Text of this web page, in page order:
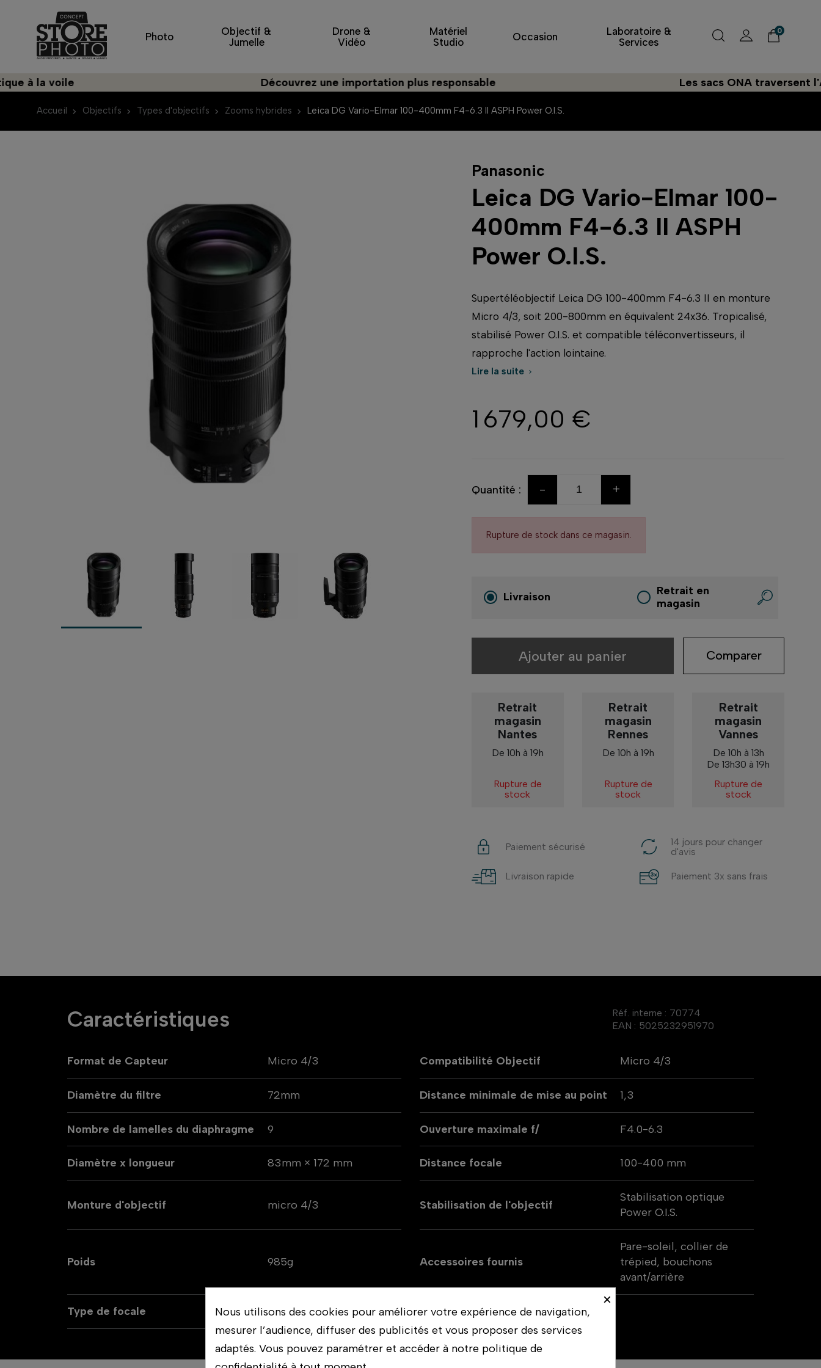
Photo
Objectif &
Jumelle
Drone &
Vidéo
Matériel
Studio
Occasion
Laboratoire &
Services
0
voile Découvrez une importation plus responsable Les sacs ONA traversent
Accueil Objectifs Types d'objectifs Zooms hybrides Leica DG Vario-Elmar 100-400mm F4-6.3 II ASPH Power O.I.S.
Panasonic
Leica DG Vario-Elmar 100-
400mm F4-6.3 II ASPH
Power O.I.S.
Supertéléobjectif Leica DG 100-400mm F4-6.3 II en monture
Micro 4/3, soit 200-800mm en équivalent 24x36. Tropicalisé,
stabilisé Power O.I.S. et compatible téléconvertisseurs, il
rapproche l'action lointaine.
Lire la suite 
1 679,00 €
Quantité : - +
Rupture de stock dans ce magasin.
Livraison
Retrait en
magasin
Ajouter au panier Comparer
Retrait
magasin
Nantes
De 10h à 19h
Rupture de
stock
Retrait
magasin
Rennes
De 10h à 19h
Rupture de
stock
Retrait
magasin
Vannes
De 10h à 13h
De 13h30 à 19h
Rupture de
stock
Paiement sécurisé
14 jours pour changer
d'avis
Livraison rapide Paiement 3x sans frais
Caractéristiques Réf. interne : 70774
EAN : 5025232951970
Format de Capteur Micro 4/3 Compatibilité Objectif Micro 4/3
Diamètre du filtre 72mm Distance minimale de mise au point 1,3
Nombre de lamelles du diaphragme 9 Ouverture maximale f/ F4.0-6.3
Diamètre x longueur 83mm × 172 mm Distance focale 100-400 mm
Monture d'objectif micro 4/3 Stabilisation de l'objectif
Stabilisation optique
Power O.I.S.
Poids 985g Accessoires fournis
Pare-soleil, collier de
trépied, bouchons
avant/arrière
Type de focale Zoom
×
Nous utilisons des cookies pour améliorer votre expérience de navigation,
mesurer l’audience, diffuser des publicités et vous proposer des services
adaptés. Vous pouvez paramétrer et accéder à notre politique de